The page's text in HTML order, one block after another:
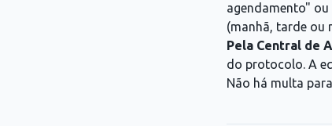
agendamento"
(manhã, tarde ou
Pela Central de
do protocolo. A
Não há multa